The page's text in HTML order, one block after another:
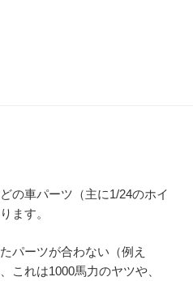
の車パーツ（主に1/24のホイ
ます。
パーツが合わない（例え
これは1000馬力のヤツや、